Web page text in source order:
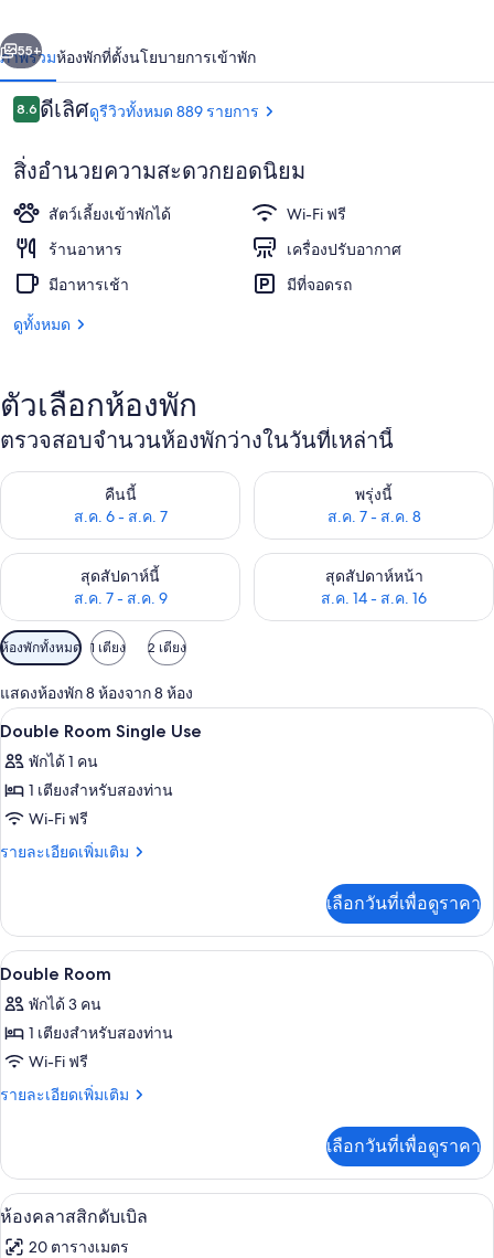
บวร์
ก
ฮา
ซิตี้
ลานระเบียง/นอกชาน
า
ถัดไป
55+
ภาพรวมห้องพักที่ตั้งนโยบายการเข้าพัก
รีวิว
8.68.6 จาก 10
ดีเลิศดูรีวิวทั้งหมด 889 รายการ
สิ่งอำนวยความสะดวกยอดนิยม
สัตว์เลี้ยงเข้าพักได้
Wi-Fi ฟรี
ร้านอาหาร
เครื่องปรับอากาศ
มีอาหารเช้า
มีที่จอดรถ
ดูทั้งหมด
ตัวเลือกห้องพัก
ตรวจสอบจำนวนห้องพักว่างในวันที่เหล่านี้
คืนนี้
ส.ค. 6 - ส.ค. 7
ตรวจสอบจำนวนห้องพักว่างในคืนนี้ ส.ค. 6 - ส.ค. 7พรุ่งนี้
ส.ค. 7 - ส.ค. 8
ตรวจสอบจำนวนห้องพักว่างใน
สุดสัปดาห์นี้
ส.ค. 7 - ส.ค. 9
ตรวจสอบจำนวนห้องพักว่างในสุดสัปดาห์นี้ ส.ค. 7 - ส.ค. 9
สุดสัปดาห์หน้า
ส.ค. 14 - ส.ค. 16
ตรวจสอบจำนวนห้องพักว่างใน
ตัว
กรอง
ที่
มี
ให้
สำหรับ
ห้อง
ห้องพักทั้งหมด 1 เตียง 2 เตียง
แสดงห้องพัก 8 ห้องจาก 8 ห้อง
เปิด
ภาพถ่าย
ทั้งหมด
ของ
Double
Use
มินิบาร์, ตู้นิรภัยในห้องพัก, โต๊ะทำงา
7
Double Room Single Use
พักได้ 1 คน
1 เตียงสำหรับสองท่าน
Wi-Fi ฟรี
รายละเอียดเพิ่มเติม
ราย
เกี่ยว
กับ
Double
Single
Use
เลือกวันที่เพื่อดูราคา
เปิด
ภาพถ่าย
ทั้งหมด
ของ
Double
มินิบาร์, ตู้นิรภัยในห้องพัก, โต๊ะทำงา
9
Double Room
พักได้ 3 คน
1 เตียงสำหรับสองท่าน
Wi-Fi ฟรี
รายละเอียดเพิ่มเติม
ราย
เกี่ยว
กับ
Double
เลือกวันที่เพื่อดูราคา
เปิด
ภาพถ่าย
9
ห้องคลาสสิกดับเบิล
20 ตารางเมตร